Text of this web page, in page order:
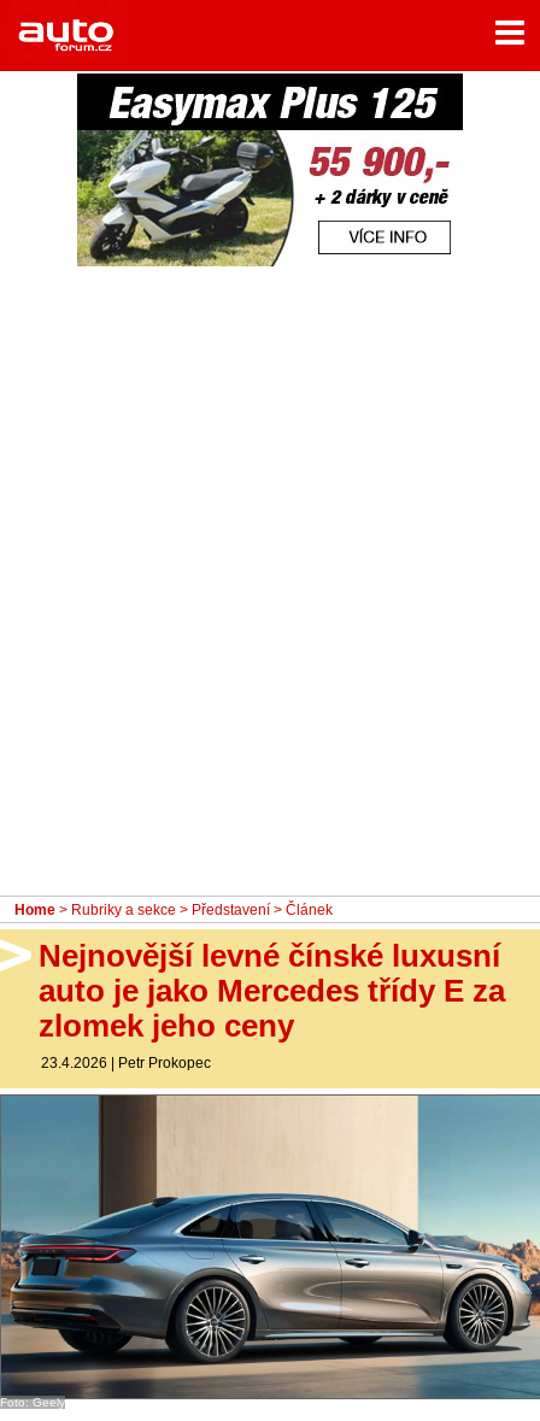
Home
Rubriky
- Jízdní dojmy a další testy
- Bleskovky
Home > Rubriky a sekce > Představení > Článek
Nejnovější levné čínské luxusní
auto je jako Mercedes třídy E za
zlomek jeho ceny
23.4.2026 | Petr Prokopec
Foto: Geely